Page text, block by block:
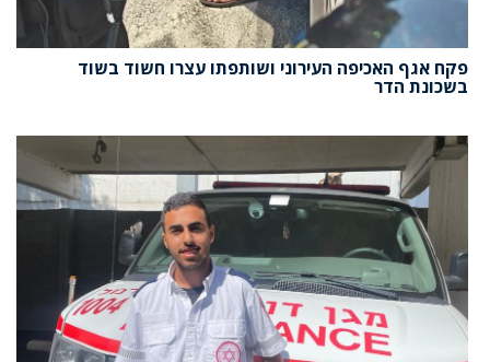
פקח אגף האכיפה העירוני ושותפתו עצרו חשוד בשוד
בשכונת הדר